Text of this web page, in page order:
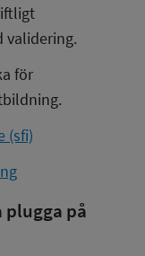
validering.
för
(sfi)
på